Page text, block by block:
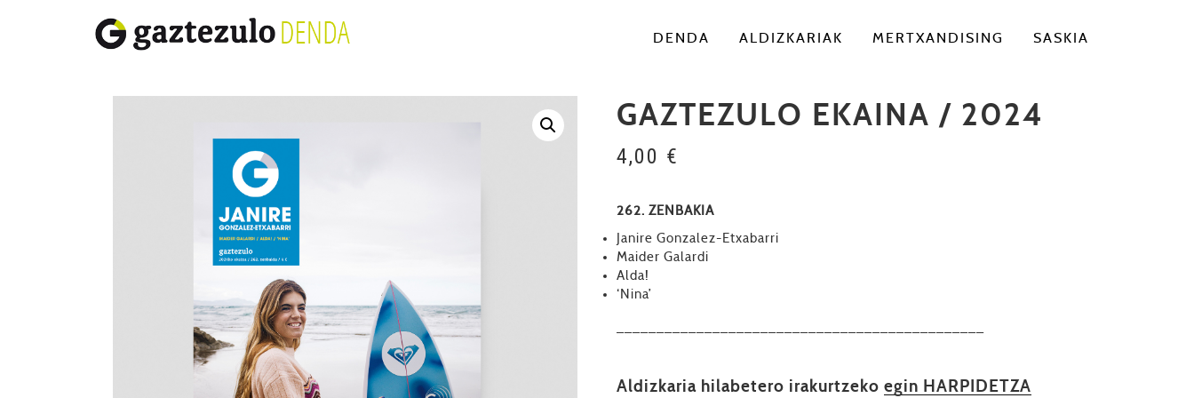
DENDA ALDIZKARIAK MERTXANDISING SASKIA
GAZTEZULO EKAINA / 2024
4,00 €
262. ZENBAKIA
Janire Gonzalez-Etxabarri
Maider Galardi
Alda!
‘Nina’
––––––––––––––––––––––––––––––––––––––––––––––
Aldizkaria hilabetero irakurtzeko egin HARPIDETZA